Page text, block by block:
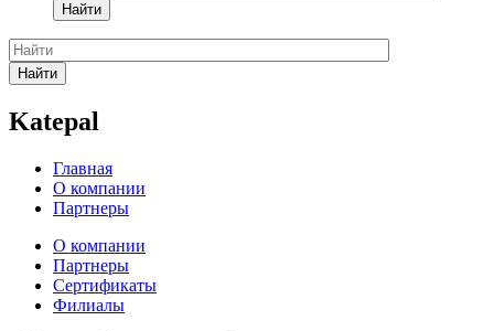
Найти
Найти
Katepal
Главная
О компании
Партнеры
О компании
Партнеры
Сертификаты
Филиалы